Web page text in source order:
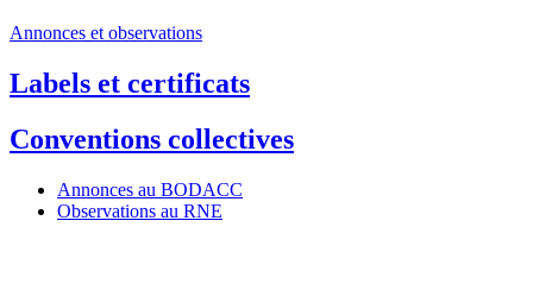
Annonces et observations
Labels et certificats
Conventions collectives
Annonces au BODACC
Observations au RNE